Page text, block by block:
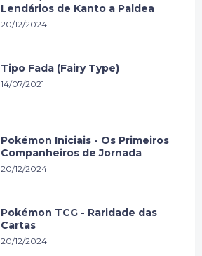
Lendários de Kanto a Paldea
20/12/2024
Tipo Fada (Fairy Type)
14/07/2021
Pokémon Iniciais - Os Primeiros
Companheiros de Jornada
20/12/2024
Pokémon TCG - Raridade das
Cartas
20/12/2024